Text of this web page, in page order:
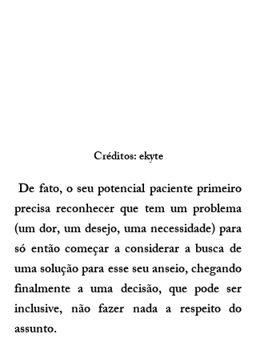
Créditos: ekyte
De fato, o seu potencial paciente primeiro
precisa reconhecer que tem um problema
(um dor, um desejo, uma necessidade) para
só então começar a considerar a busca de
uma solução para esse seu anseio, chegando
finalmente a uma decisão, que pode ser
inclusive, não fazer nada a respeito do
assunto.